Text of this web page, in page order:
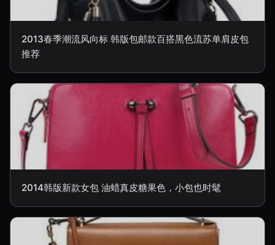
2013春季潮流风向标 韩版包邮款百搭黑色流苏单肩皮包
推荐
2014韩版新款女包 油蜡真皮糖果色，小包也时髦